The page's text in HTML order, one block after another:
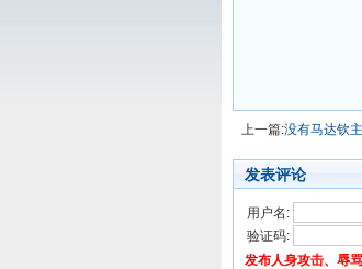
上一篇:没有马达钦
发表评论
用户名:
验证码:
发布人身攻击、辱